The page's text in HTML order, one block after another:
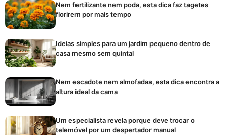
Nem fertilizante nem poda, esta dica faz tagetes
florirem por mais tempo
Ideias simples para um jardim pequeno dentro de
casa mesmo sem quintal
Nem escadote nem almofadas, esta dica encontra a
altura ideal da cama
Um especialista revela porque deve trocar o
telemóvel por um despertador manual